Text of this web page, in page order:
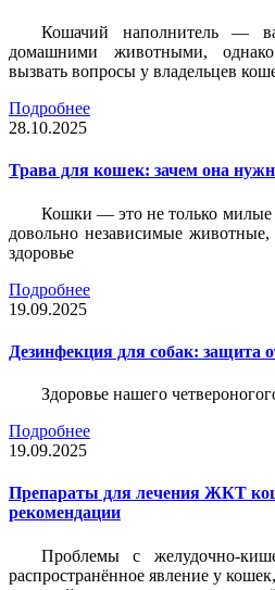
Кошачий наполнитель —
домашними животными,
вызвать вопросы у владельцев
Подробнее
28.10.2025
Трава для кошек: зачем она
Кошки — это не только милые
довольно независимые животные,
здоровье
Подробнее
19.09.2025
Дезинфекция для собак: защита
Здоровье нашего
Подробнее
19.09.2025
Препараты для лечения ЖКТ
рекомендации
Проблемы с желудочно-
распространённое явление у